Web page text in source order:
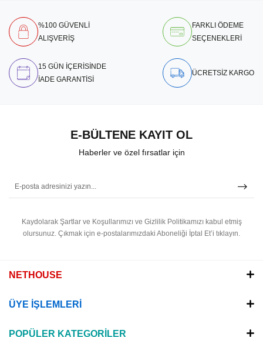
%100 GÜVENLİ
ALIŞVERİŞ
FARKLI ÖDEME
SEÇENEKLERİ
15 GÜN İÇERİSİNDE
İADE GARANTİSİ
ÜCRETSİZ KARGO
E-BÜLTENE KAYIT OL
Haberler ve özel fırsatlar için
Kaydolarak Şartlar ve Koşullarımızı ve Gizlilik Politikamızı kabul etmiş
olursunuz. Çıkmak için e-postalarımızdaki Aboneliği İptal Et’i tıklayın.
NETHOUSE
ÜYE İŞLEMLERİ
POPÜLER KATEGORİLER